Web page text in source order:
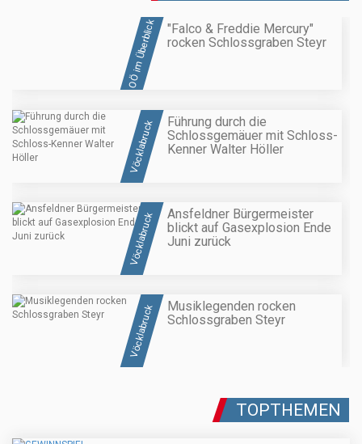
OÖ im Überblick
"Falco & Freddie Mercury"
rocken Schlossgraben Steyr
Vöcklabruck
Führung durch die
Schlossgemäuer mit Schloss-
Kenner Walter Höller
Vöcklabruck
Ansfeldner Bürgermeister
blickt auf Gasexplosion Ende
Juni zurück
Vöcklabruck
Musiklegenden rocken
Schlossgraben Steyr
TOPTHEMEN